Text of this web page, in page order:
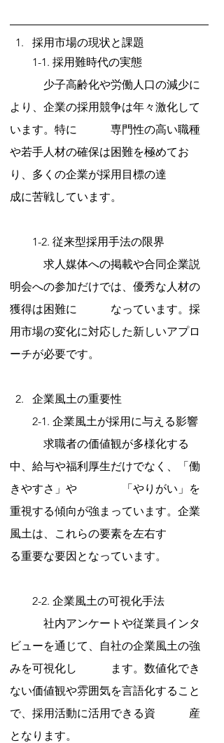
採用市場の現状と課題
1-1. 採用難時代の実態
少子高齢化や労働人口の減少に
より、企業の採用競争は年々激化して
います。特に　　　専門性の高い職種
や若手人材の確保は困難を極めてお
り、多くの企業が採用目標の達
成に苦戦しています。
1-2. 従来型採用手法の限界
求人媒体への掲載や合同企業説
明会への参加だけでは、優秀な人材の
獲得は困難に　　　なっています。採
用市場の変化に対応した新しいアプロ
ーチが必要です。
企業風土の重要性
2-1. 企業風土が採用に与える影響
求職者の価値観が多様化する
中、給与や福利厚生だけでなく、「働
きやすさ」や　　　　「やりがい」を
重視する傾向が強まっています。企業
風土は、これらの要素を左右す
る重要な要因となっています。
2-2. 企業風土の可視化手法
社内アンケートや従業員インタ
ビューを通じて、自社の企業風土の強
みを可視化し　　　ます。数値化でき
ない価値観や雰囲気を言語化すること
で、採用活動に活用できる資　　　産
となります。